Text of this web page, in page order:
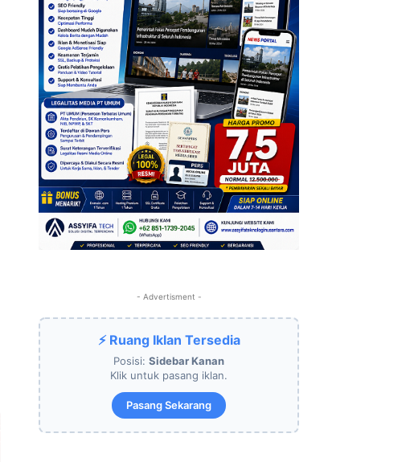
- Advertisment -
⚡ Ruang Iklan Tersedia
Posisi: Sidebar Kanan
Klik untuk pasang iklan.
Pasang Sekarang